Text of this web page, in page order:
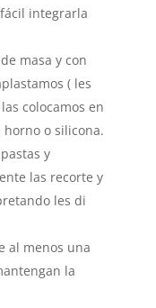
integrarla
masa y con
( les
colocamos en
o silicona.
y
las recorte y
les di
al menos una
la